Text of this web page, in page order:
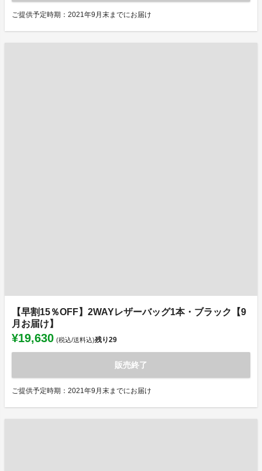
ご提供予定時期：2021年9月末までにお届け
【早割15％OFF】2WAYレザーバッグ1本・ブラック【9
月お届け】
¥19,630 (税込/送料込)残り29
販売終了
ご提供予定時期：2021年9月末までにお届け